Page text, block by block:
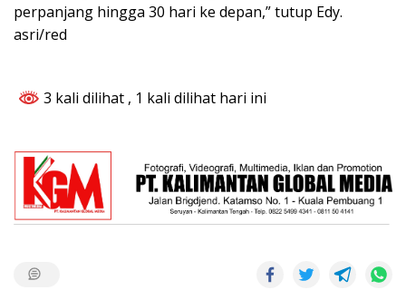
perpanjang hingga 30 hari ke depan,” tutup Edy.
asri/red
3 kali dilihat , 1 kali dilihat hari ini